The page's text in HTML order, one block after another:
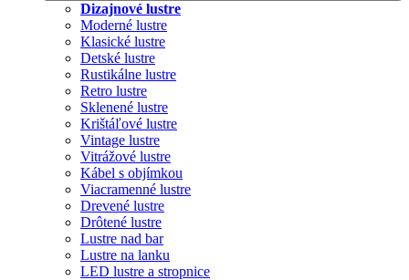
Dizajnové lustre
Moderné lustre
Klasické lustre
Detské lustre
Rustikálne lustre
Retro lustre
Sklenené lustre
Krištáľové lustre
Vintage lustre
Vitrážové lustre
Kábel s objímkou
Viacramenné lustre
Drevené lustre
Drôtené lustre
Lustre nad bar
Lustre na lanku
LED lustre a stropnice